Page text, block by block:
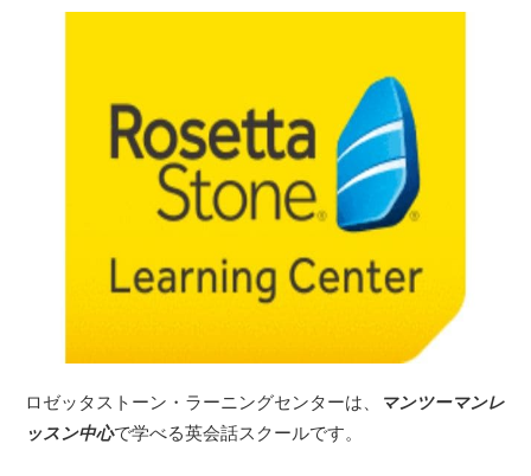
ロゼッタストーン・ラーニングセンターは、
マンツーマンレ
ッスン中心で学べる英会話スクールです。